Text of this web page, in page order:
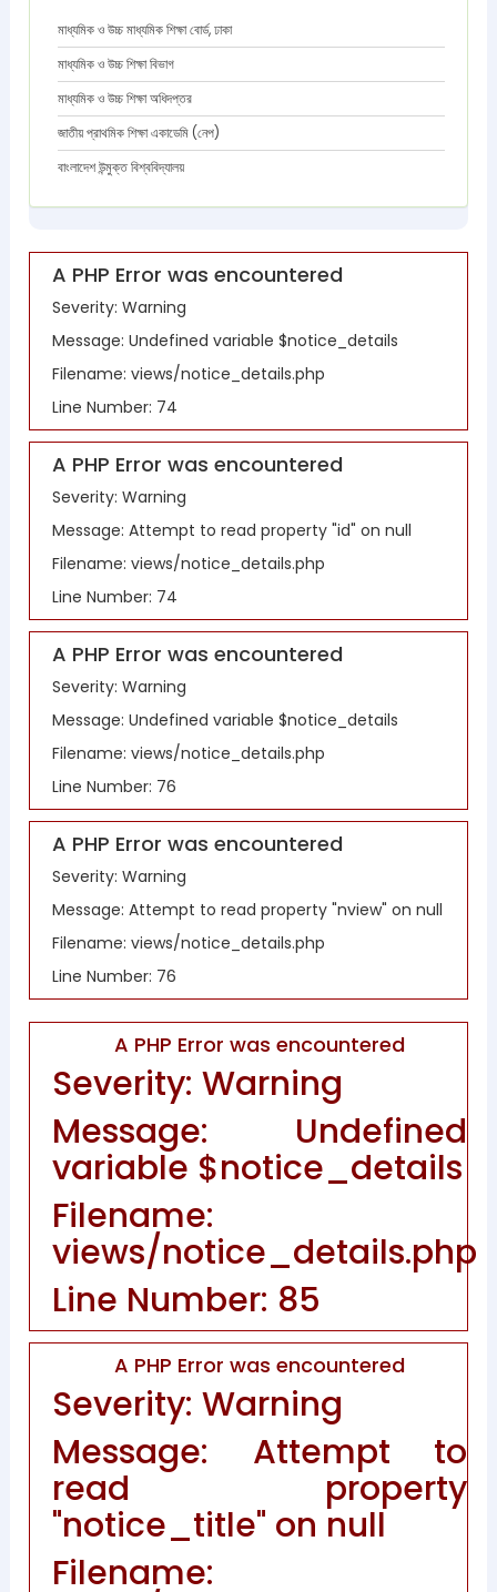
মাধ্যমিক ও উচ্চ মাধ্যমিক শিক্ষা বোর্ড, ঢাকা
মাধ্যমিক ও উচ্চ শিক্ষা বিভাগ
মাধ্যমিক ও উচ্চ শিক্ষা অধিদপ্তর
জাতীয় প্রাথমিক শিক্ষা একাডেমি (নেপ)
বাংলাদেশ উন্মুক্ত বিশ্ববিদ্যালয়
A PHP Error was encountered
Severity: Warning
Message: Undefined variable $notice_details
Filename: views/notice_details.php
Line Number: 74
A PHP Error was encountered
Severity: Warning
Message: Attempt to read property "id" on null
Filename: views/notice_details.php
Line Number: 74
A PHP Error was encountered
Severity: Warning
Message: Undefined variable $notice_details
Filename: views/notice_details.php
Line Number: 76
A PHP Error was encountered
Severity: Warning
Message: Attempt to read property "nview" on null
Filename: views/notice_details.php
Line Number: 76
A PHP Error was encountered
Severity: Warning
Message: Undefined
variable $notice_details
Filename:
views/notice_details.php
Line Number: 85
A PHP Error was encountered
Severity: Warning
Message: Attempt to
read property
"notice_title" on null
Filename: